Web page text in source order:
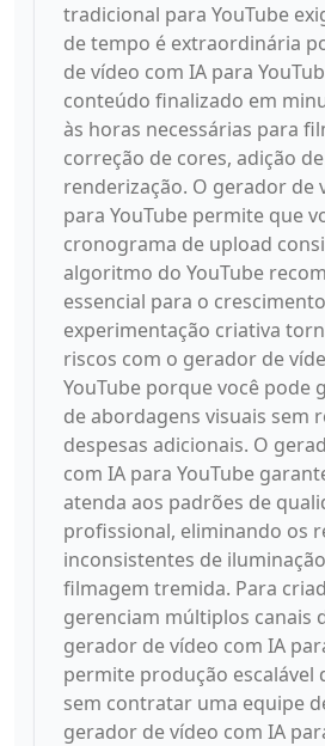
tradicional para YouTube
de tempo é extraordinária
de vídeo com IA para
conteúdo finalizado em
às horas necessárias para
correção de cores, adição
renderização. O gerador de
para YouTube permite que
cronograma de upload
algoritmo do YouTube
essencial para o
experimentação criativa
riscos com o gerador de
YouTube porque você pode
de abordagens visuais sem
despesas adicionais. O
com IA para YouTube
atenda aos padrões de
profissional, eliminando os
inconsistentes de
filmagem tremida. Para
gerenciam múltiplos canais
gerador de vídeo com IA
permite produção escalável
sem contratar uma equipe
gerador de vídeo com IA